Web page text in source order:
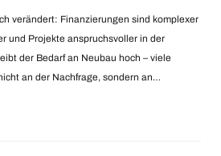
verändert: Finanzierungen sind komplexer
und Projekte anspruchsvoller in der
der Bedarf an Neubau hoch – viele
an der Nachfrage, sondern an…